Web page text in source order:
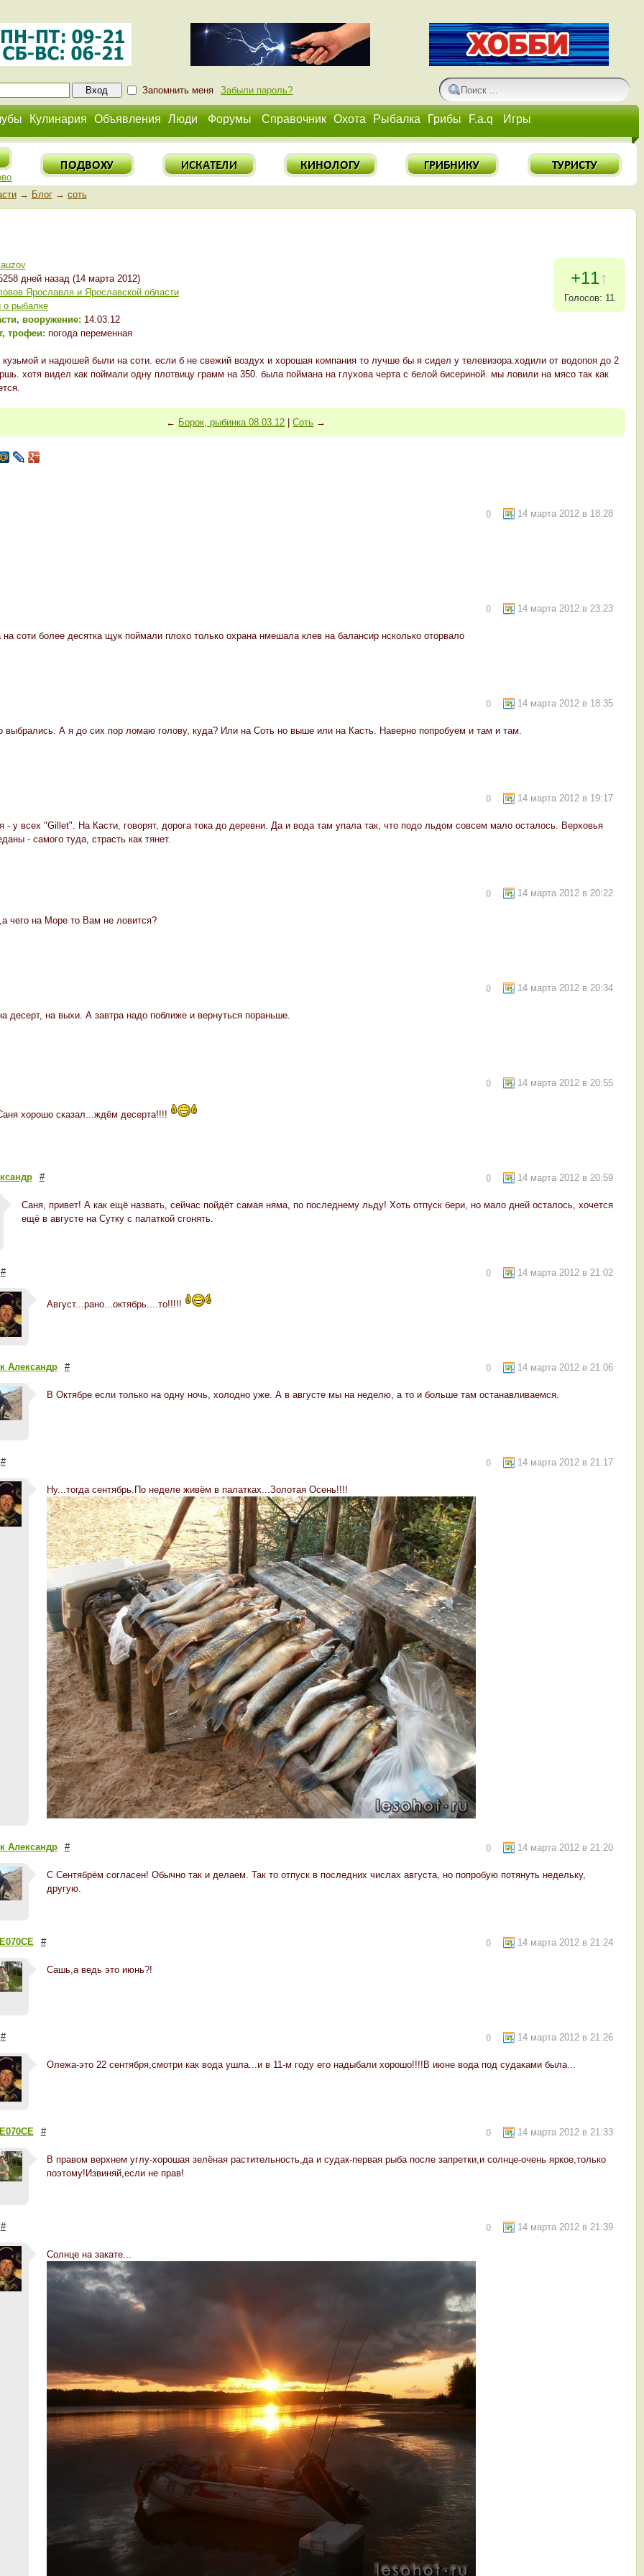
Запомнить меня Забыли пароль?
Кулинария Объявления Люди Форумы Справочник Охота Рыбалка Грибы F.a.q Игры
→ Блог→ соть
дней назад (14 марта 2012)
Ярославля и Ярославской области
о рыбалке
вооружение: 14.03.12
трофеи: погода переменная
+11↑
Голосов: 11
кузьмой и надюшей были на соти. если б не свежий воздух и хорошая компания то лучше бы я сидел у телевизора.ходили от водопоя до 2
хотя видел как поймали одну плотвицу грамм на 350. была поймана на глухова черта с белой бисериной. мы ловили на мясо так как
← Борок, рыбинка 08.03.12 |Соть →
14 марта 2012 в 18:28
0
14 марта 2012 в 23:23
0
на соти более десятка щук поймали плохо только охрана нмешала клев на балансир нсколько оторвало
14 марта 2012 в 18:35
0
выбрались. А я до сих пор ломаю голову, куда? Или на Соть но выше или на Касть. Наверно попробуем и там и там.
14 марта 2012 в 19:17
0
- у всех "Gillet". На Касти, говорят, дорога тока до деревни. Да и вода там упала так, что подо льдом совсем мало осталось. Верховья
- самого туда, страсть как тянет.
14 марта 2012 в 20:22
0
чего на Море то Вам не ловится?
14 марта 2012 в 20:34
0
десерт, на выхи. А завтра надо поближе и вернуться пораньше.
14 марта 2012 в 20:55
0
хорошо сказал...ждём десерта!!!!
# 14 марта 2012 в 20:59
0
Саня, привет! А как ещё назвать, сейчас пойдёт самая няма, по последнему льду! Хоть отпуск бери, но мало дней осталось, хочется
ещё в августе на Сутку с палаткой сгонять.
# 14 марта 2012 в 21:02
0
Август...рано...октябрь....то!!!!!
Александр # 14 марта 2012 в 21:06
0
В Октябре если только на одну ночь, холодно уже. А в августе мы на неделю, а то и больше там останавливаемся.
# 14 марта 2012 в 21:17
0
Ну...тогда сентябрь.По неделе живём в палатках...Золотая Осень!!!!
Александр # 14 марта 2012 в 21:20
0
С Сентябрём согласен! Обычно так и делаем. Так то отпуск в последних числах августа, но попробую потянуть недельку,
другую.
# 14 марта 2012 в 21:24
0
Сашь,а ведь это июнь?!
# 14 марта 2012 в 21:26
0
Олежа-это 22 сентября,смотри как вода ушла...и в 11-м году его надыбали хорошо!!!!В июне вода под судаками была...
# 14 марта 2012 в 21:33
0
В правом верхнем углу-хорошая зелёная растительность,да и судак-первая рыба после запретки,и солнце-очень яркое,только
поэтому!Извиняй,если не прав!
# 14 марта 2012 в 21:39
0
Солнце на закате...